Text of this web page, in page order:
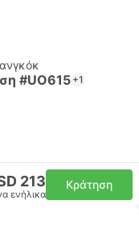
#UO615 +1
213
ενήλικα
Κράτηση